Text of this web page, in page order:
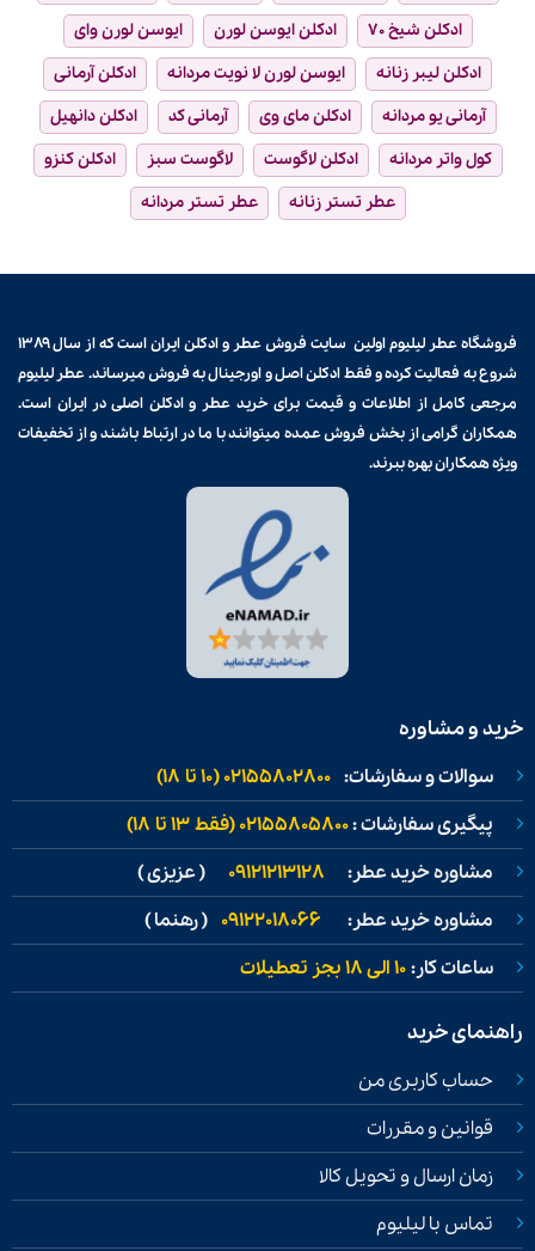
ادکلن شیخ ۷۰
ادکلن ایوسن لورن
ایوسن لورن وای
ادکلن لیبر زنانه
ایوسن لورن لا نویت مردانه
ادکلن آرمانی
آرمانی یو مردانه
ادکلن مای وی آرمانی کد
ادکلن دانهیل
کول واتر مردانه
ادکلن لاگوست لاگوست سبز
ادکلن کنزو
عطر تستر زنانه
عطر تستر مردانه
فروشگاه عطر لیلیوم اولین سایت فروشعطر و ادکلن
ایران است که از سال ۱۳۸۹
شروع به فعالیت کرده و فقط ادکلن اصل و اورجینال به فروش میرساند. عطر لیلیوم
مرجعی کامل از اطلاعات و قیمت برایخرید عطر و ادکلن اصلی در ایران است.
همکاران گرامی از بخش فروش عمده میتوانند با ما در ارتباط باشند و از تخفیفات
ویژه همکاران بهره ببرند.
خرید و مشاوره
سوالات و سفارشات: 02155802800 (۱۰ تا ۱۸)
پیگیری سفارشات :02155805800 (فقط ۱۳ تا ۱۸)
مشاوره خرید عطر: 09121213128 ( عزیزی )
مشاوره خرید عطر: 09122018066 ( رهنما )
ساعات کار:۱۰ الی ۱۸ بجز تعطیلات
راهنمای خرید
حساب کاربری من
قوانین و مقررات
زمان ارسال و تحویل کالا
تماس با لیلیوم